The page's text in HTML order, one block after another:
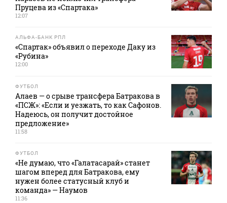
Пруцева из «Спартака»
12:07
АЛЬФА-БАНК РПЛ
«Спартак» объявил о переходе Даку из
«Рубина»
12:00
ФУТБОЛ
Алаев — о срыве трансфера Батракова в
«ПСЖ»: «Если и уезжать, то как Сафонов.
Надеюсь, он получит достойное
предложение»
11:58
ФУТБОЛ
«Не думаю, что «Галатасарай» станет
шагом вперед для Батракова, ему
нужен более статусный клуб и
команда» — Наумов
11:36